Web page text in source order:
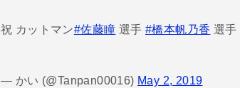
祝 カットマン#佐藤瞳 選手#橋本帆乃香 選手
— かい (@Tanpan00016) May 2, 2019